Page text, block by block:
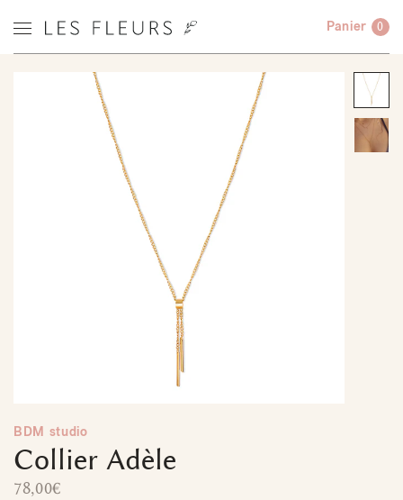
Panier 0
BDM studio
Collier Adèle
78,00€